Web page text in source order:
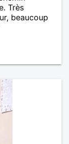
Très
beaucoup